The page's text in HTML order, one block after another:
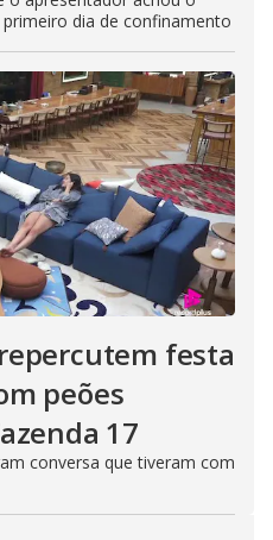
dia de confinamento
festa
peões
17
conversa que tiveram com